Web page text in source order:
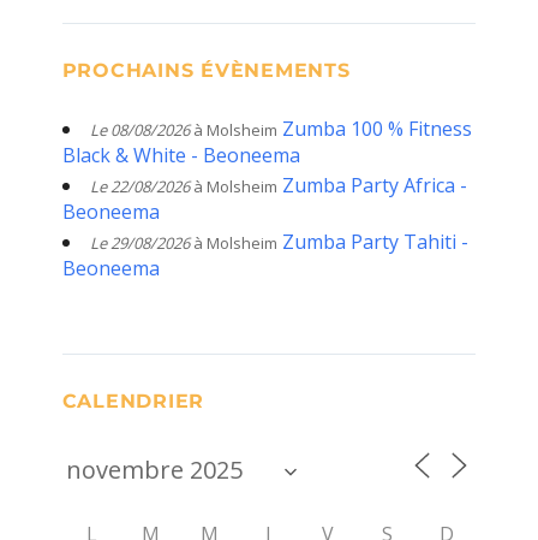
PROCHAINS ÉVÈNEMENTS
Le 08/08/2026à Molsheim Zumba 100 % Fitness
Black & White - Beoneema
Le 22/08/2026à Molsheim Zumba Party Africa -
Beoneema
Le 29/08/2026à Molsheim Zumba Party Tahiti -
Beoneema
CALENDRIER
L M M J V S D